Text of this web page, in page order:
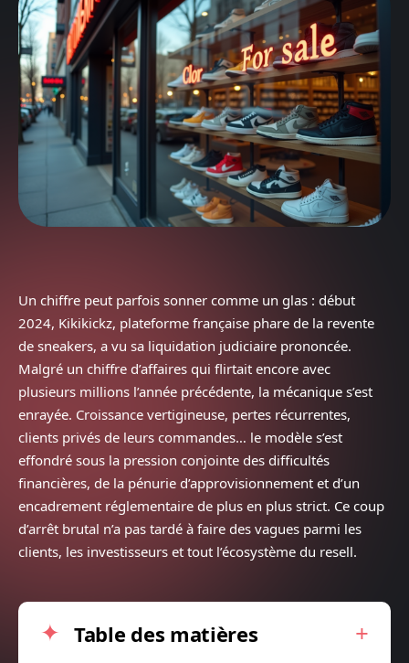
Un chiffre peut parfois sonner comme un glas : début
2024, Kikikickz, plateforme française phare de la revente
de sneakers, a vu sa liquidation judiciaire prononcée.
Malgré un chiffre d’affaires qui flirtait encore avec
plusieurs millions l’année précédente, la mécanique s’est
enrayée. Croissance vertigineuse, pertes récurrentes,
clients privés de leurs commandes… le modèle s’est
effondré sous la pression conjointe des difficultés
financières, de la pénurie d’approvisionnement et d’un
encadrement réglementaire de plus en plus strict. Ce coup
d’arrêt brutal n’a pas tardé à faire des vagues parmi les
clients, les investisseurs et tout l’écosystème du resell.
Table des matières